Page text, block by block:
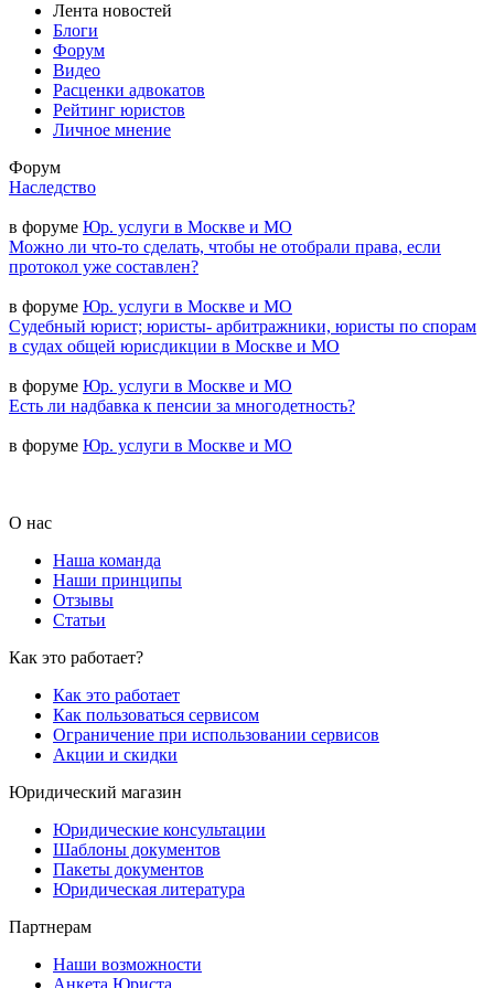
Лента новостей
Блоги
Форум
Видео
Расценки адвокатов
Рейтинг юристов
Личное мнение
Форум
Наследство
в форуме Юр. услуги в Москве и МО
Можно ли что-то сделать, чтобы не отобрали права, если
протокол уже составлен?
в форуме Юр. услуги в Москве и МО
Судебный юрист; юристы- арбитражники, юристы по спорам
в судах общей юрисдикции в Москве и МО
в форуме Юр. услуги в Москве и МО
Есть ли надбавка к пенсии за многодетность?
в форуме Юр. услуги в Москве и МО
О нас
Наша команда
Наши принципы
Отзывы
Статьи
Как это работает?
Как это работает
Как пользоваться сервисом
Ограничение при использовании сервисов
Акции и скидки
Юридический магазин
Юридические консультации
Шаблоны документов
Пакеты документов
Юридическая литература
Партнерам
Наши возможности